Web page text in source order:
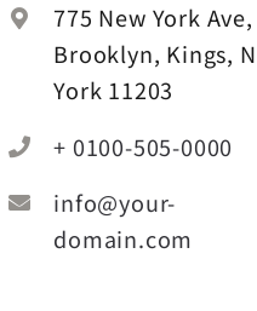
775 New York Ave,
Brooklyn, Kings,
York 11203
+ 0100-505-0000
info@your-
domain.com